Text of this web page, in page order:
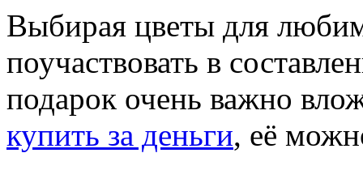
Выбирая цветы для
поучаствовать в
подарок очень важно
купить за деньги, её